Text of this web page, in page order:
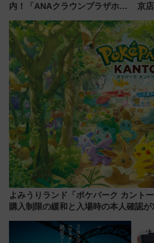
内！「ANAクラウンプラザホテ
京
よみうりランド「ポケパーク カント
購入制限の緩和と入場時の本人確認が